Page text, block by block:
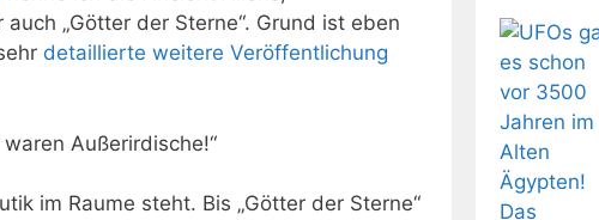
„Götter der Sterne“. Grund ist eben
detaillierte weitere Veröffentlichung
Außerirdische!“
im Raume steht. Bis „Götter der Sterne“